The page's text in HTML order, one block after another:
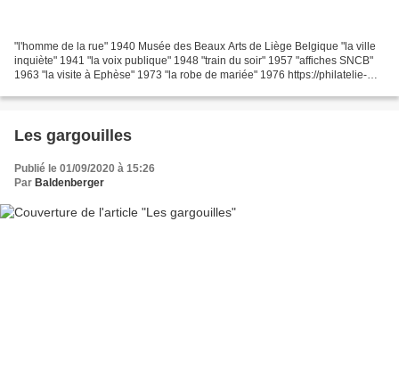
"l'homme de la rue" 1940 Musée des Beaux Arts de Liège Belgique "la ville
inquiète" 1941 "la voix publique" 1948 "train du soir" 1957 "affiches SNCB"
1963 "la visite à Ephèse" 1973 "la robe de mariée" 1976 https://philatelie-
surrealiste/ RETOUR...
Les gargouilles
Publié le 01/09/2020 à 15:26
Par Baldenberger